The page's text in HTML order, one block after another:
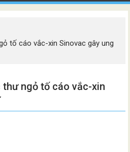
tố cáo vắc-xin Sinovac gây ung
thư ngỏ tố cáo vắc-xin